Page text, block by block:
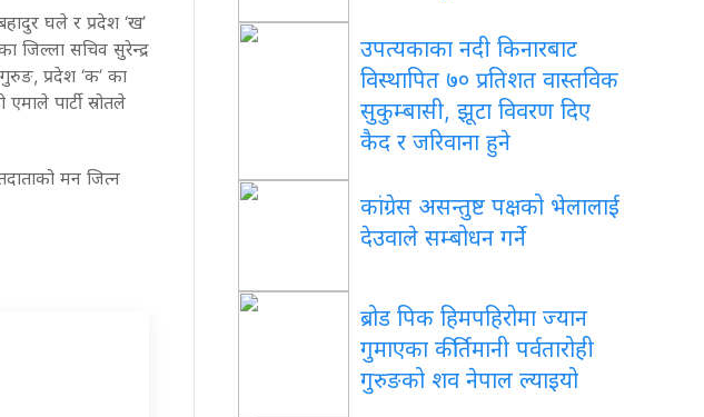
घले र प्रदेश ‘ख’
जिल्ला सचिव सुरेन्द्र
प्रदेश ‘क’ का
पार्टी स्रोतले
मन जित्न
उपत्यकाका नदी किनारबाट
विस्थापित ७० प्रतिशत वास्तविक
सुकुम्बासी, झूटा विवरण दिए
कैद र जरिवाना हुने
कांग्रेस असन्तुष्ट पक्षको भेलालाई
देउवाले सम्बोधन गर्ने
ब्रोड पिक हिमपहिरोमा ज्यान
गुमाएका कीर्तिमानी पर्वतारोही
गुरुङको शव नेपाल ल्याइयो